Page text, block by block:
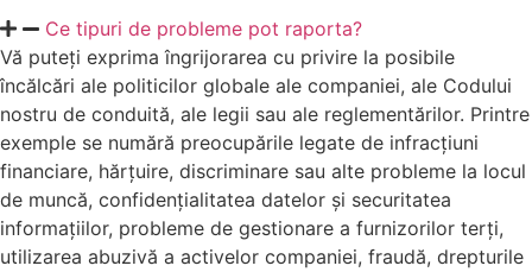
Ce tipuri de probleme pot raporta?
Vă puteți exprima îngrijorarea cu privire la posibile
încălcări ale politicilor globale ale companiei, ale Codului
nostru de conduită, ale legii sau ale reglementărilor. Printre
exemple se numără preocupările legate de infracțiuni
financiare, hărțuire, discriminare sau alte probleme la locul
de muncă, confidențialitatea datelor și securitatea
informațiilor, probleme de gestionare a furnizorilor terți,
utilizarea abuzivă a activelor companiei, fraudă, drepturile